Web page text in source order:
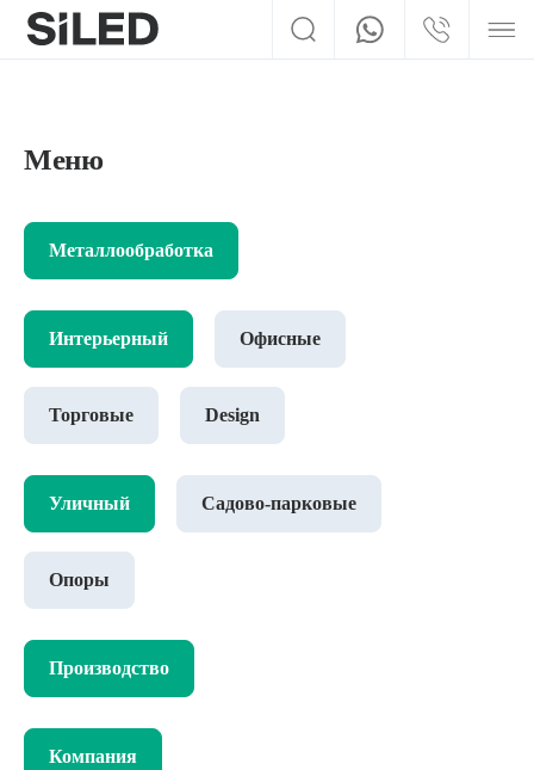
Меню
Металлообработка
Интерьерный Офисные
Торговые Design
Уличный Садово-парковые
Опоры
Производство
Компания